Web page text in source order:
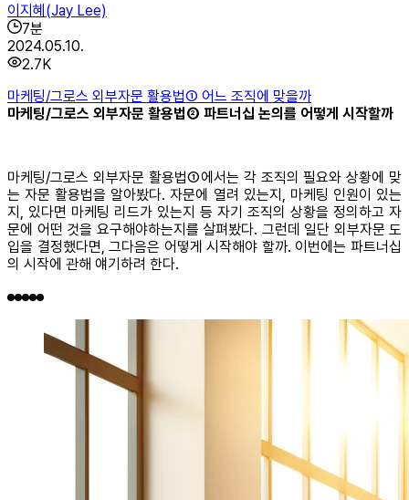
이지혜(Jay Lee)
7분
2024.05.10.
2.7K
마케팅/그로스 외부자문 활용법① 어느 조직에 맞을까
마케팅/그로스 외부자문 활용법② 파트너십 논의를 어떻게 시작할까
마케팅/그로스 외부자문 활용법①에서는 각 조직의 필요와 상황에 맞
는 자문 활용법을 알아봤다. 자문에 열려 있는지, 마케팅 인원이 있는
지, 있다면 마케팅 리드가 있는지 등 자기 조직의 상황을 정의하고 자
문에 어떤 것을 요구해야하는지를 살펴봤다. 그런데 일단 외부자문 도
입을 결정했다면, 그다음은 어떻게 시작해야 할까. 이번에는 파트너십
의 시작에 관해 얘기하려 한다.